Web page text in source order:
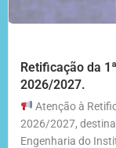
Retificação da
2026/2027.
Atenção à
2026/2027,
Engenharia do